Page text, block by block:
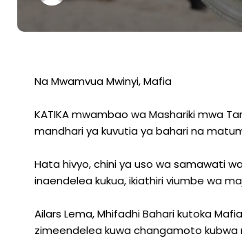
Na
Na Mwamvua Mwinyi, Mafia
KATIKA mwambao wa Mashariki mwa
mandhari ya kuvutia ya bahari na
Hata hivyo, chini ya uso wa samawati
inaendelea kukua, ikiathiri viumbe wa
Ailars Lema, Mhifadhi Bahari kutoka
zimeendelea kuwa changamoto